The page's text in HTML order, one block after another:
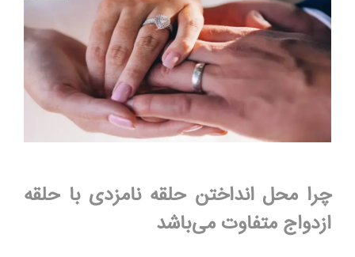
چرا محل انداختن حلقه نامزدی با حلقه
ازدواج متفاوت می‌باشد